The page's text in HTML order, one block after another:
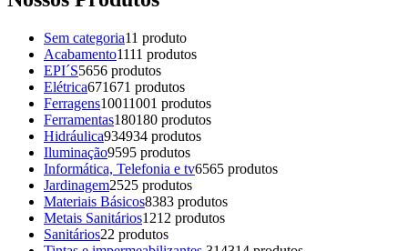
Sem categoria11 produto
Acabamento1111 produtos
EPI´S5656 produtos
Elétrica671671 produtos
Ferragens10011001 produtos
Ferramentas180180 produtos
Hidráulica934934 produtos
Iluminação9595 produtos
Informática, Telefonia e tv6565 produtos
Jardinagem2525 produtos
Materiais Básicos8383 produtos
Metais Sanitários1212 produtos
Sanitários22 produtos